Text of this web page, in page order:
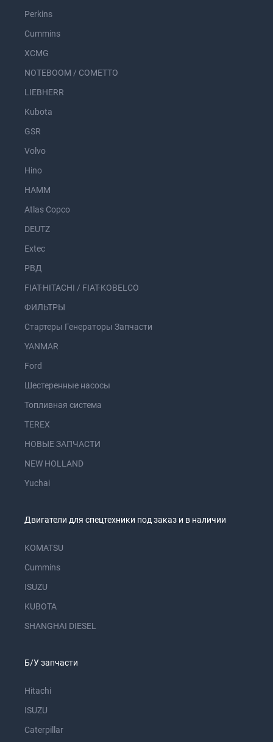
Perkins
Cummins
XCMG
NOTEBOOM / COMETTO
LIEBHERR
Kubota
GSR
Volvo
Hino
HAMM
Atlas Copco
DEUTZ
Extec
РВД
FIAT-HITACHI / FIAT-KOBELCO
ФИЛЬТРЫ
Стартеры Генераторы Запчасти
YANMAR
Ford
Шестеренные насосы
Топливная система
TEREX
НОВЫЕ ЗАПЧАСТИ
NEW HOLLAND
Yuchai
Двигатели для спецтехники под заказ и в наличии
KOMATSU
Cummins
ISUZU
KUBOTA
SHANGHAI DIESEL
Б/У запчасти
Hitachi
ISUZU
Caterpillar